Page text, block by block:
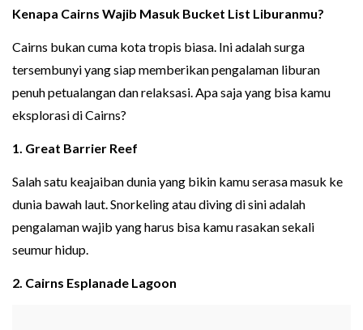
Kenapa Cairns Wajib Masuk Bucket List Liburanmu?
Cairns bukan cuma kota tropis biasa. Ini adalah surga
tersembunyi yang siap memberikan pengalaman liburan
penuh petualangan dan relaksasi. Apa saja yang bisa kamu
eksplorasi di Cairns?
1. Great Barrier Reef
Salah satu keajaiban dunia yang bikin kamu serasa masuk ke
dunia bawah laut. Snorkeling atau diving di sini adalah
pengalaman wajib yang harus bisa kamu rasakan sekali
seumur hidup.
2. Cairns Esplanade Lagoon